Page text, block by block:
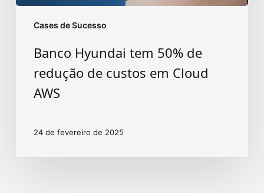
Cases de Sucesso
Banco Hyundai tem 50% de
redução de custos em Cloud
AWS
24 de fevereiro de 2025